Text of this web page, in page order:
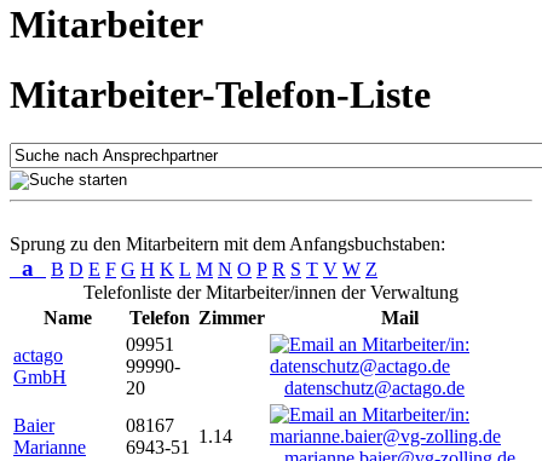
Mitarbeiter
Mitarbeiter-Telefon-Liste
Sprung zu den Mitarbeitern mit dem Anfangsbuchstaben:
a B D E F G H K L M N O P R S T V W Z
Telefonliste der Mitarbeiter/innen der Verwaltung
Name
Telefon Zimmer
Mail
actago
GmbH
09951
99990-
20
datenschutz@actago.de
Baier
Marianne
08167
6943-51
1.14